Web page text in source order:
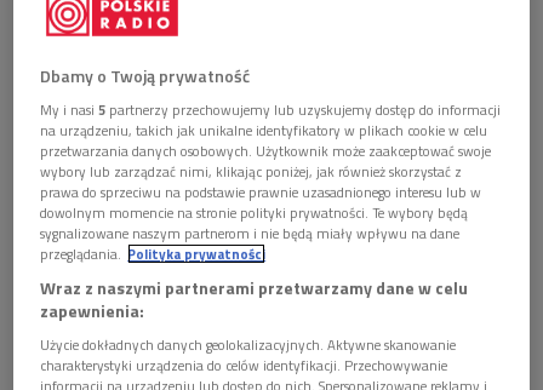
Spośród wielu radiowych kreacji Piotra Fronczewskiego rola Grzegorza w
"Rodzinie Poszepszyńskich" należy do najzabawniejszych... Foto: Grzegorz
Śledź/PR2
Dbamy o Twoją prywatność
My i nasi5 partnerzy przechowujemy lub uzyskujemy dostęp do informacji
na urządzeniu, takich jak unikalne identyfikatory w plikach cookie w celu
przetwarzania danych osobowych. Użytkownik może zaakceptować swoje
wybory lub zarządzać nimi, klikając poniżej, jak również skorzystać z
prawa do sprzeciwu na podstawie prawnie uzasadnionego interesu lub w
dowolnym momencie na stronie polityki prywatności. Te wybory będą
sygnalizowane naszym partnerom i nie będą miały wpływu na dane
przeglądania. Polityka prywatności
Wraz z naszymi partnerami przetwarzamy dane w celu
zapewnienia:
Użycie dokładnych danych geolokalizacyjnych. Aktywne skanowanie
charakterystyki urządzenia do celów identyfikacji. Przechowywanie
informacji na urządzeniu lub dostęp do nich. Spersonalizowane reklamy i